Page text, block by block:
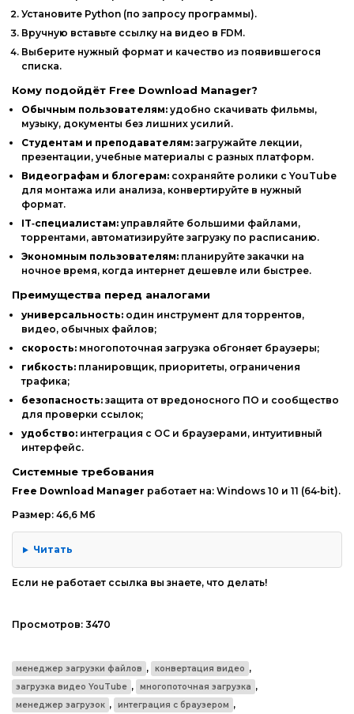
Установите Python (по запросу программы).
Вручную вставьте ссылку на видео в FDM.
Выберите нужный формат и качество из появившегося
списка.
Кому подойдёт Free Download Manager?
Обычным пользователям: удобно скачивать фильмы,
музыку, документы без лишних усилий.
Студентам и преподавателям: загружайте лекции,
презентации, учебные материалы с разных платформ.
Видеографам и блогерам: сохраняйте ролики с YouTube
для монтажа или анализа, конвертируйте в нужный
формат.
IT‑специалистам: управляйте большими файлами,
торрентами, автоматизируйте загрузку по расписанию.
Экономным пользователям: планируйте закачки на
ночное время, когда интернет дешевле или быстрее.
Преимущества перед аналогами
универсальность: один инструмент для торрентов,
видео, обычных файлов;
скорость: многопоточная загрузка обгоняет браузеры;
гибкость: планировщик, приоритеты, ограничения
трафика;
безопасность: защита от вредоносного ПО и сообщество
для проверки ссылок;
удобство: интеграция с ОС и браузерами, интуитивный
интерфейс.
Системные требования
Free Download Manager работает на: Windows 10 и 11 (64‑bit).
Размер: 46,6 Мб
Читать
Если не работает ссылка вы знаете, что делать!
Просмотров: 3470
менеджер загрузки файлов , конвертация видео ,
загрузка видео YouTube , многопоточная загрузка ,
менеджер загрузок , интеграция с браузером ,